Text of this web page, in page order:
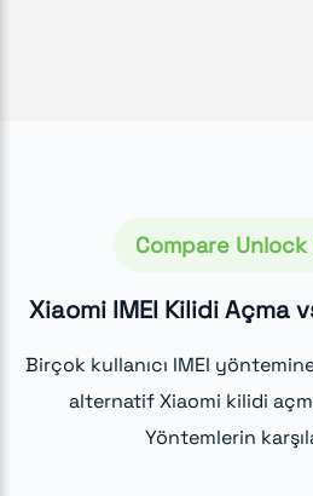
Compare
Xiaomi IMEI Kilidi Açma
Birçok kullanıcı IMEI
alternatif Xiaomi kilidi
Yöntemlerin